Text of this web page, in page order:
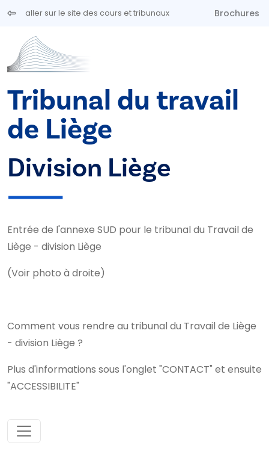
Aller au contenu principal
aller sur le site des cours et tribunaux Brochures
Tribunal du travail
de Liège
Division Liège
Entrée de l'annexe SUD pour le tribunal du Travail de
Liège - division Liège
(Voir photo à droite)
Comment vous rendre au tribunal du Travail de Liège
- division Liège ?
Plus d'informations sous l'onglet "CONTACT" et ensuite
"ACCESSIBILITE"